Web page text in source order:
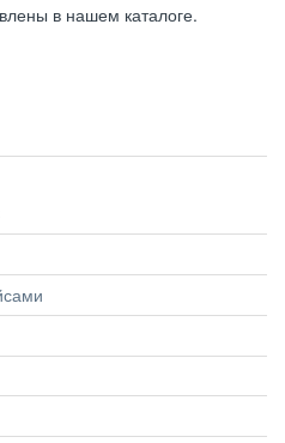
в нашем каталоге.